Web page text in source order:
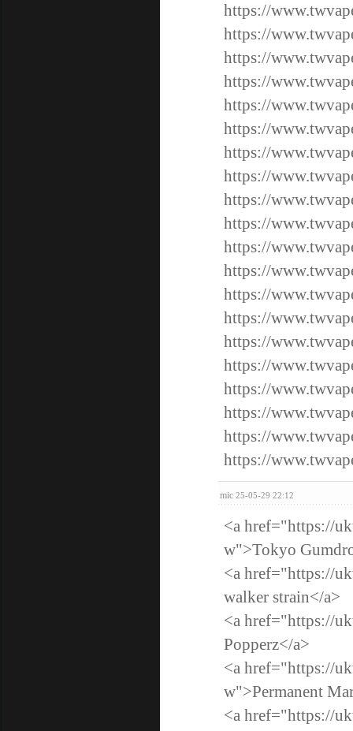
https://
https://
https://
https://
https://
https://
https://
https://
https://
https://
https://
https://
https://
https://
https://
https://
https://
https://
https://
https://
mic 25-05-29 22:12
<a href="https://
w">Tokyo
<a href="https://
walker strain</a>
<a href="https://
Popperz</a>
<a href="https://
w">Permanent
<a href="https://